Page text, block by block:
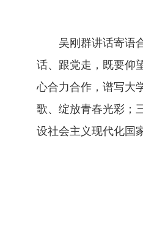
吴刚群讲话寄语
话、跟党走，既要仰
心合力合作，谱写大
歌、绽放青春光彩；
设社会主义现代化国